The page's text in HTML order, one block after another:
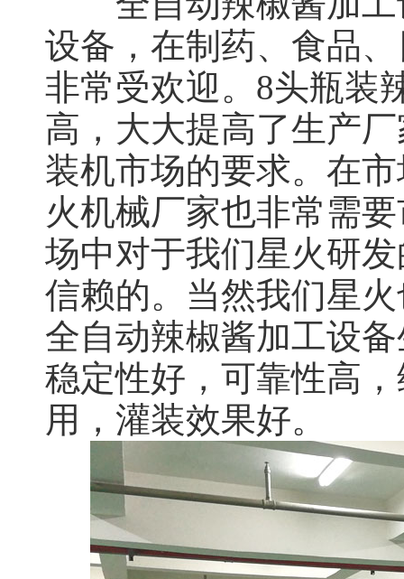
设备，在制药、食品
非常受欢迎。8头瓶装
高，大大提高了生产
装机市场的要求。在
火机械厂家也非常需
场中对于我们星火研
信赖的。当然我们星
全自动辣椒酱加工设
稳定性好，可靠性高
用，灌装效果好。